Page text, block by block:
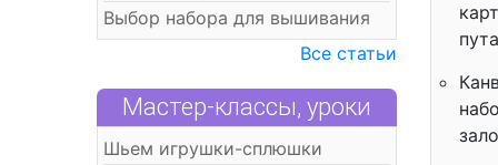
Выбор набора для вышивания
Все статьи
Мастер-классы, уроки
Шьем игрушки-сплюшки